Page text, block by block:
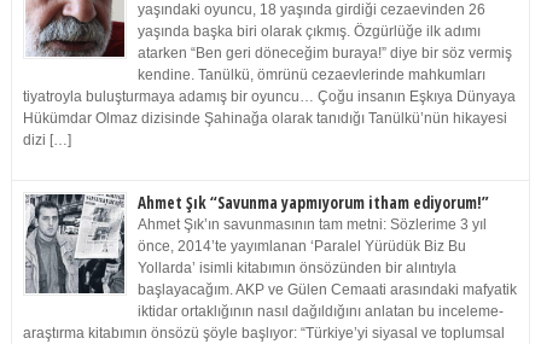
yaşındaki oyuncu, 18 yaşında girdiği cezaevinden 26
yaşında başka biri olarak çıkmış. Özgürlüğe ilk adımı
atarken “Ben geri döneceğim buraya!” diye bir söz vermiş
kendine. Tanülkü, ömrünü cezaevlerinde mahkumları
tiyatroyla buluşturmaya adamış bir oyuncu… Çoğu insanın Eşkıya Dünyaya
Hükümdar Olmaz dizisinde Şahinağa olarak tanıdığı Tanülkü’nün hikayesi
dizi […]
Ahmet Şık “Savunma yapmıyorum itham ediyorum!”
Ahmet Şık’ın savunmasının tam metni: Sözlerime 3 yıl
önce, 2014’te yayımlanan ‘Paralel Yürüdük Biz Bu
Yollarda’ isimli kitabımın önsözünden bir alıntıyla
başlayacağım. AKP ve Gülen Cemaati arasındaki mafyatik
iktidar ortaklığının nasıl dağıldığını anlatan bu inceleme-
araştırma kitabımın önsözü şöyle başlıyor: “Türkiye’yi siyasal ve toplumsal